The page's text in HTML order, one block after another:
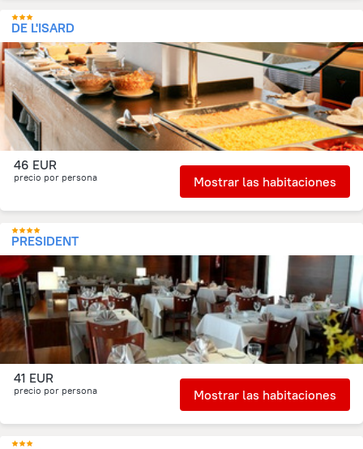
DE L'ISARD
46 EUR
precio por persona Mostrar las habitaciones
PRESIDENT
41 EUR
precio por persona Mostrar las habitaciones